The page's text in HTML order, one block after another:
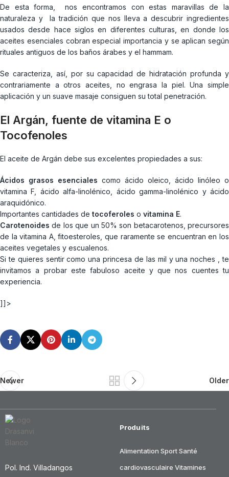
De esta forma, nos encontramos con estas maravillas de la
naturaleza y la tradición que nos lleva a descubrir ingredientes
usados desde hace siglos en diferentes culturas, en donde los
aceites esenciales cobran especial importancia y se aplican según
rituales antiguos de los baños árabes y el hammam.
Se caracteriza, así, por su capacidad de hidratación profunda y
contrariamente a otros aceites, no engrasa la piel. Una simple
aplicación y un suave masaje consiguen su total penetración.
El Argán, fuente de vitamina E o
Tocofenoles
El aceite de Argán debe sus excelentes propiedades a sus:
Ácidos grasos esenciales como ácido oleico, ácido linóleo o
vitamina F, ácido alfa-linolénico, ácido gamma-linolénico y ácido
araquidónico.
Importantes cantidades de tocoferoles o vitamina E.
Carotenoides de los que un 50% son betacarotenos, precursores
de la vitamina A, fitoesteroles, que raramente se encuentran en los
aceites vegetales y escualenos.
Si te quieres sentir como una princesa de las mil y una noches , te
invitamos a probar este fabuloso aceite y que nos cuentes tu
experiencia.
]]>
Newer Older
Pol. Ind. Villadangos
Produits
Alimentation SportSanté
cardiovasculaire Vitamines